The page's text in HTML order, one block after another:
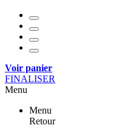
Voir panier
FINALISER
Menu
Menu
Retour